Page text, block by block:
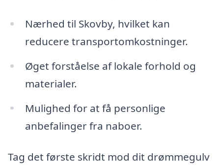
Nærhed til Skovby, hvilket kan
reducere transportomkostninger.
Øget forståelse af lokale forhold og
materialer.
Mulighed for at få personlige
anbefalinger fra naboer.
Tag det første skridt mod dit drømmegulv